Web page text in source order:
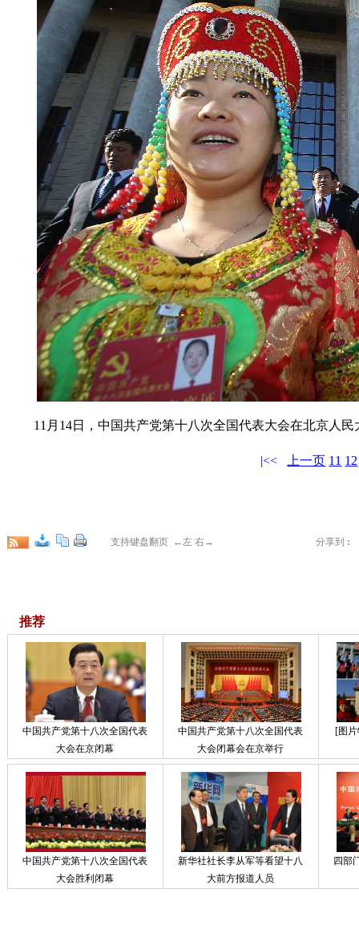
11月14日，中国共产党第十八次全国代表大会在北京人
|<< 上一页 11 12
支持键盘翻页 ←左 右→ 分享到 :
推荐
中国共产党第十八次全国代表
大会在京闭幕
中国共产党第十八次全国代表
大会闭幕会在京举行
[图
中国共产党第十八次全国代表
大会胜利闭幕
新华社社长李从军等看望十八
大前方报道人员
四部